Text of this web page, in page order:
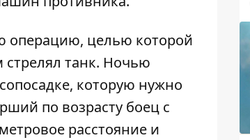
операцию, целью которой
стрелял танк. Ночью
которую нужно
по возрасту боец ​​с
расстояние и